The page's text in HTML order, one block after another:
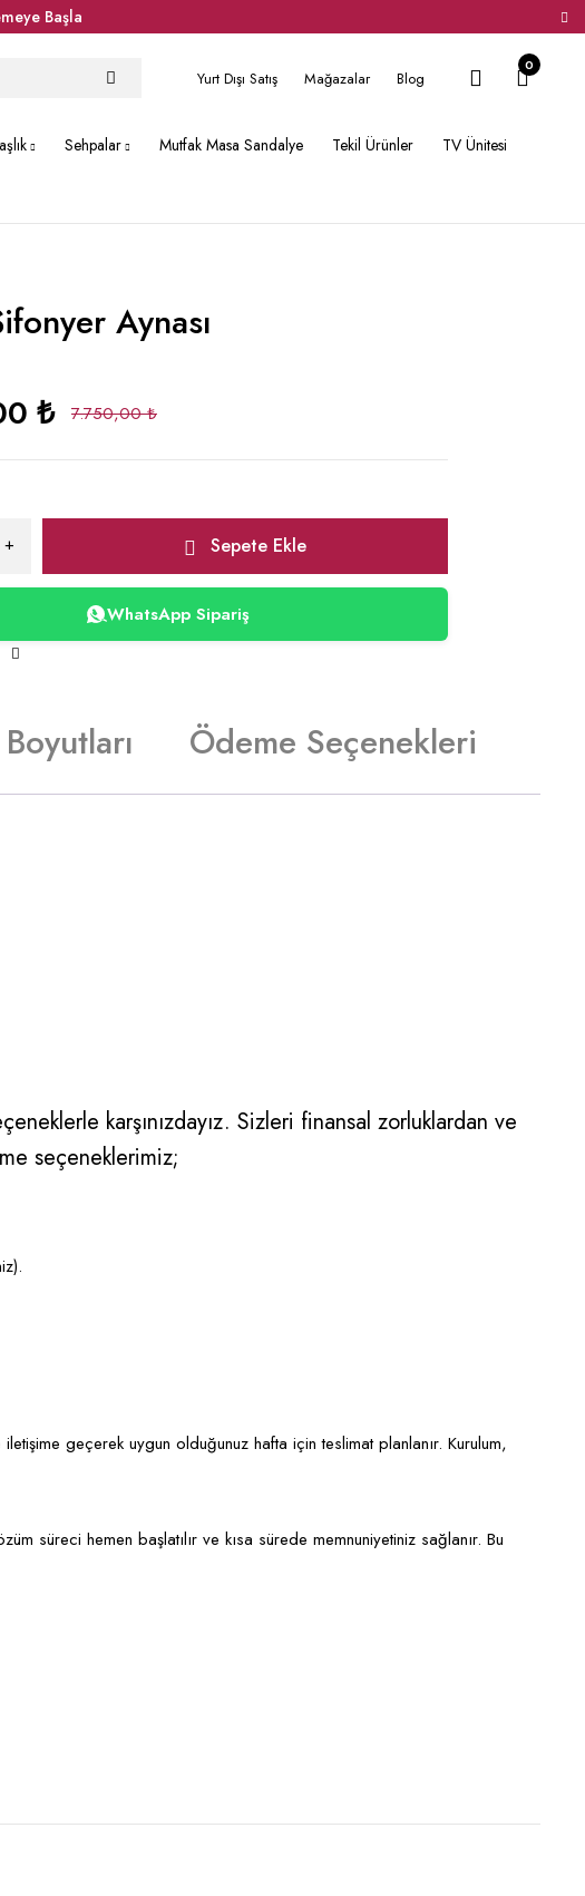
Başla
Yurt Dışı Satış Mağazalar Blog
0
Sehpalar Mutfak Masa Sandalye Tekil Ürünler
TV Ünitesi
Aynası
7.750,00₺
₺
Sepete Ekle
WhatsApp Sipariş
Ödeme Seçenekleri
karşınızdayız. Sizleri finansal zorluklardan ve
seçeneklerimiz;
geçerek uygun olduğunuz hafta için teslimat planlanır. Kurulum,
süreci hemen başlatılır ve kısa sürede memnuniyetiniz sağlanır. Bu